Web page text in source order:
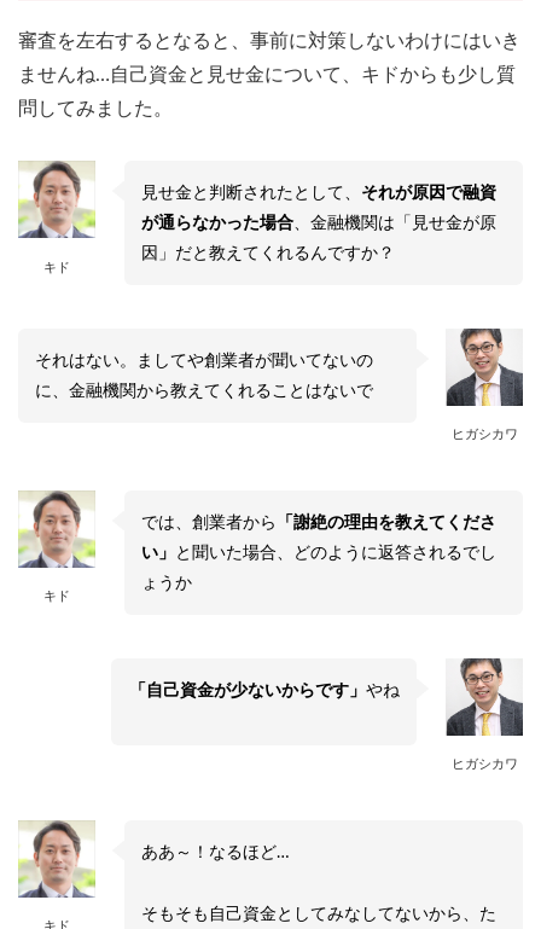
審査を左右するとなると、事前に対策しないわけにはいき
ませんね…自己資金と見せ金について、キドからも少し質
問してみました。
キド
見せ金と判断されたとして、 それが原因で融資
が通らなかった場合、金融機関は「見せ金が原
因」だと教えてくれるんですか？
ヒガシカワ
それはない。ましてや創業者が聞いてないの
に、金融機関から教えてくれることはないで
キド
では、創業者から
「謝絶の理由を教えてくださ
い」 と聞いた場合、どのように返答されるでし
ょうか
ヒガシカワ
「自己資金が少ないからです」 やね
ああ～！なるほど…
そもそも自己資金としてみなしてないから、た